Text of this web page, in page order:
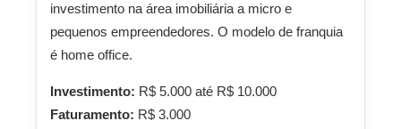
investimento na área imobiliária a micro e
pequenos empreendedores. O modelo de franquia
é home office.
Investimento: R$ 5.000 até R$ 10.000
Faturamento: R$ 3.000